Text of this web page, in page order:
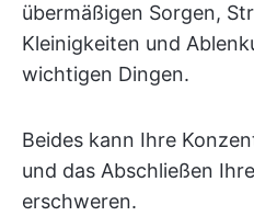
übermäßigen Sorgen,
Kleinigkeiten und
wichtigen Dingen.
Beides kann Ihre
und das Abschließen
erschweren.